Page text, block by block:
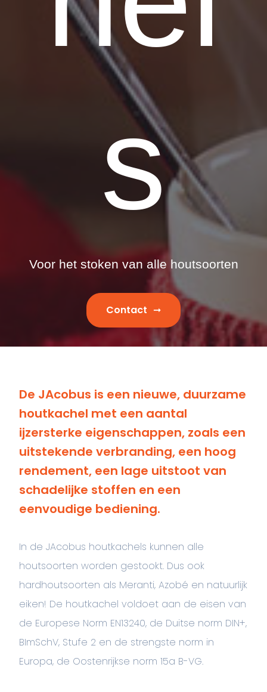
s
Voor het stoken van alle houtsoorten
Contact
De JAcobus is een nieuwe, duurzame
houtkachel met een aantal
ijzersterke eigenschappen, zoals een
uitstekende verbranding, een hoog
rendement, een lage uitstoot van
schadelijke stoffen en een
eenvoudige bediening.
In de JAcobus houtkachels kunnen alle
houtsoorten worden gestookt. Dus ook
hardhoutsoorten als Meranti, Azobé en natuurlijk
eiken! De houtkachel voldoet aan de eisen van
de Europese Norm EN13240, de Duitse norm DIN+,
BImSchV, Stufe 2 en de strengste norm in
Europa, de Oostenrijkse norm 15a B-VG.